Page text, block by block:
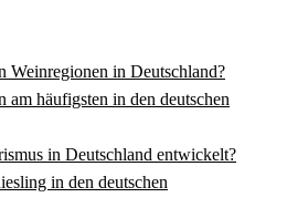
Weinregionen in Deutschland?
am häufigsten in den deutschen
in Deutschland entwickelt?
in den deutschen